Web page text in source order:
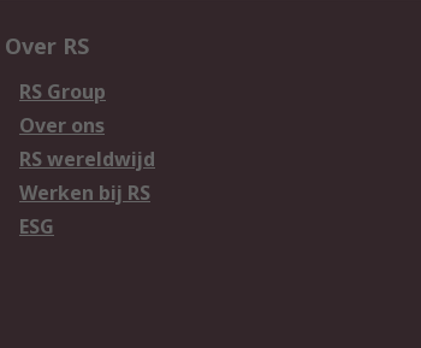
Over RS
RS Group
Over ons
RS wereldwijd
Werken bij RS
ESG